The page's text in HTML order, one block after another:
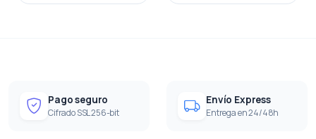
Pago seguro
Cifrado SSL 256-bit
Envío Express
Entrega en 24/48h